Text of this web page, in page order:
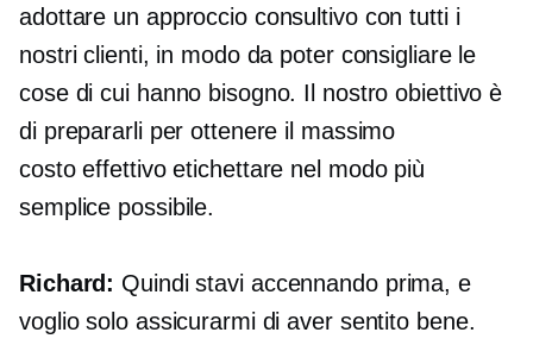
adottare un approccio consultivo con tutti i
nostri clienti, in modo da poter consigliare le
cose di cui hanno bisogno. Il nostro obiettivo è
di prepararli per ottenere il massimo
costo effettivoetichettare nel modo più
semplice possibile.
Richard: Quindi stavi accennando prima, e
voglio solo assicurarmi di aver sentito bene.